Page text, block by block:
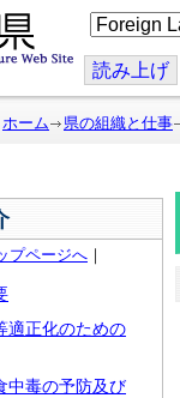
こ
の
ジ
を
翻
読み上げ
ホーム 県の組織と仕事
プページへ ｜
適正化のための
中毒の予防及び